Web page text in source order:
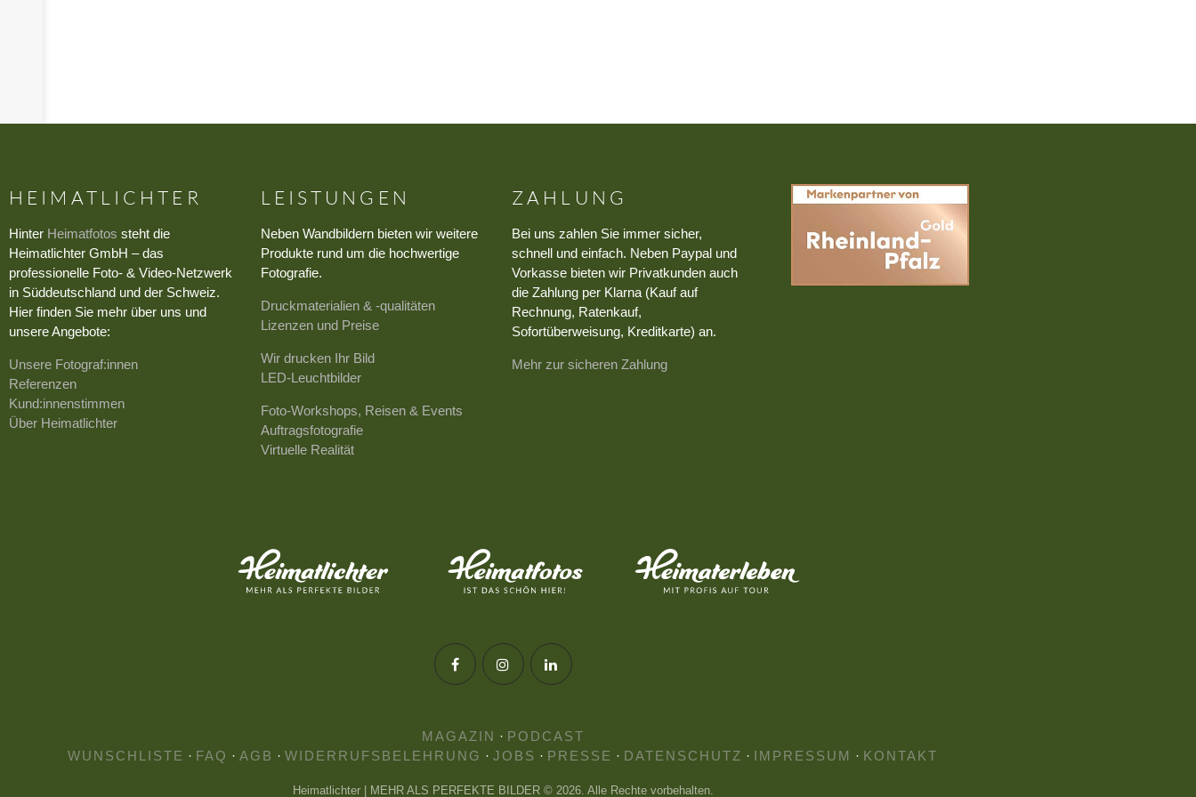
HEIMATLICHTER
Hinter Heimatfotos steht die
Heimatlichter GmbH – das
professionelle Foto- & Video-Netzwerk
in Süddeutschland und der Schweiz.
Hier finden Sie mehr über uns und
unsere Angebote:
Unsere Fotograf:innen
Referenzen
Kund:innenstimmen
Über Heimatlichter
LEISTUNGEN
Neben Wandbildern bieten wir weitere
Produkte rund um die hochwertige
Fotografie.
Druckmaterialien & -qualitäten
Lizenzen und Preise
Wir drucken Ihr Bild
LED-Leuchtbilder
Foto-Workshops, Reisen & Events
Auftragsfotografie
Virtuelle Realität
ZAHLUNG
Bei uns zahlen Sie immer sicher,
schnell und einfach. Neben Paypal und
Vorkasse bieten wir Privatkunden auch
die Zahlung per Klarna (Kauf auf
Rechnung, Ratenkauf,
Sofortüberweisung, Kreditkarte) an.
Mehr zur sicheren Zahlung
MAGAZIN · PODCAST
WUNSCHLISTE · FAQ · AGB · WIDERRUFSBELEHRUNG · JOBS · PRESSE · DATENSCHUTZ · IMPRESSUM · KONTAKT
Heimatlichter | MEHR ALS PERFEKTE BILDER © 2026. Alle Rechte vorbehalten.